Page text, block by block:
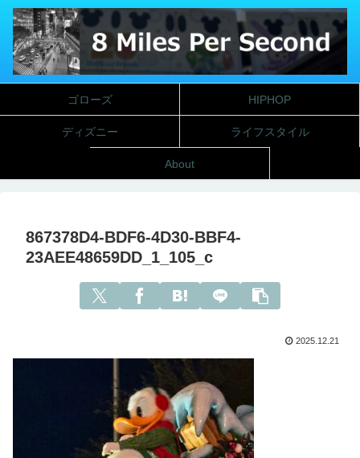
ゴローズ HIPHOP
ディズニー ライフスタイル
About
867378D4-BDF6-4D30-BBF4-
23AEE48659DD_1_105_c
2025.12.21